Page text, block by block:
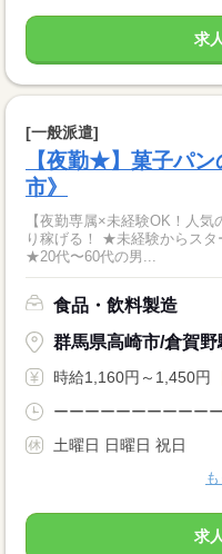
求
[一般派遣]
【夜勤★】菓子パ
市》
【夜勤専属×未経験OK！人
り稼げる！ ★未経験からス
★20代〜60代の男...
食品・飲料製造
群馬県高崎市/倉賀野
時給1,160円～1,450円
ーーーーーーーーーー
土曜日 日曜日 祝日
求